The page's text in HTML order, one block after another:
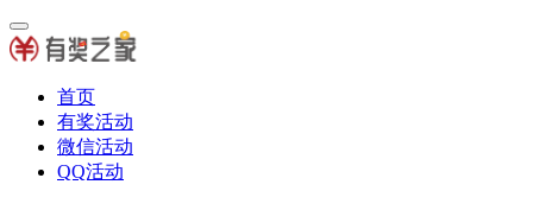
首页
有奖活动
微信活动
QQ活动